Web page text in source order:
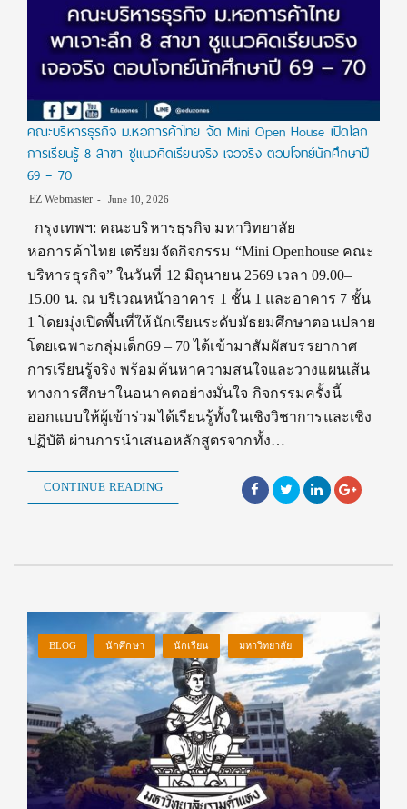
คณะบริหารธุรกิจ ม.หอการค้าไทย จัด Mini Open House เปิดโลก
การเรียนรู้ 8 สาขา ชูแนวคิดเรียนจริง เจอจริง ตอบโจทย์นักศึกษาปี
69 – 70
EZ Webmaster June 10, 2026
กรุงเทพฯ: คณะบริหารธุรกิจ มหาวิทยาลัย
หอการค้าไทย เตรียมจัดกิจกรรม “Mini Openhouse คณะ
บริหารธุรกิจ” ในวันที่ 12 มิถุนายน 2569 เวลา 09.00–
15.00 น. ณ บริเวณหน้าอาคาร 1 ชั้น 1 และอาคาร 7 ชั้น
1 โดยมุ่งเปิดพื้นที่ให้นักเรียนระดับมัธยมศึกษาตอนปลาย
โดยเฉพาะกลุ่มเด็ก69 – 70 ได้เข้ามาสัมผัสบรรยากาศ
การเรียนรู้จริง พร้อมค้นหาความสนใจและวางแผนเส้น
ทางการศึกษาในอนาคตอย่างมั่นใจ กิจกรรมครั้งนี้
ออกแบบให้ผู้เข้าร่วมได้เรียนรู้ทั้งในเชิงวิชาการและเชิง
ปฏิบัติ ผ่านการนำเสนอหลักสูตรจากทั้ง…
CONTINUE READING
BLOG นักศึกษา นักเรียน มหาวิทยาลัย